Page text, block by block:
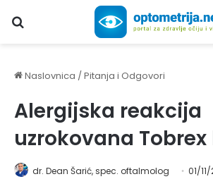
Upiši traženi pojam...
Naslovnica /Pitanja i Odgovori
Alergijska reakcija
uzrokovana
dr. Dean Šarić, spec. oftalmolog 01/11/